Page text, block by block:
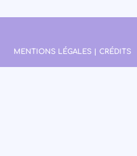
MENTIONS LÉGALES | CRÉDITS